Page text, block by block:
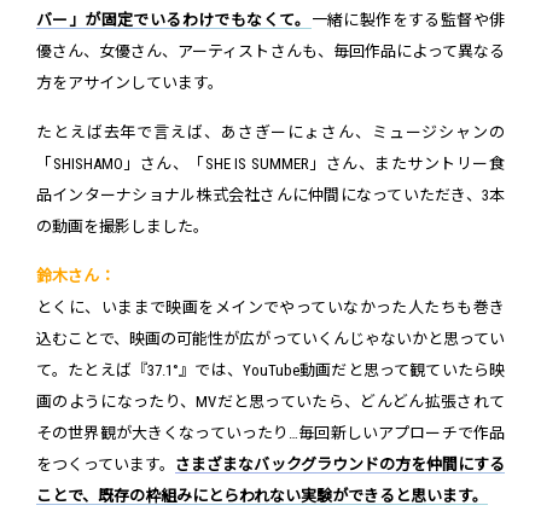
バー」が固定でいるわけでもなくて。 一緒に製作をする監督や俳
優さん、女優さん、アーティストさんも、毎回作品によって異なる
方をアサインしています。
たとえば去年で言えば、あさぎーにょさん、ミュージシャンの
「SHISHAMO」さん、「SHE IS SUMMER」さん、またサントリー食
品インターナショナル株式会社さんに仲間になっていただき、3本
の動画を撮影しました。
鈴木さん：
とくに、いままで映画をメインでやっていなかった人たちも巻き
込むことで、映画の可能性が広がっていくんじゃないかと思ってい
て。たとえば『37.1°』では、YouTube動画だと思って観ていたら映
画のようになったり、MVだと思っていたら、どんどん拡張されて
その世界観が大きくなっていったり…毎回新しいアプローチで作品
をつくっています。 さまざまなバックグラウンドの方を仲間にする
ことで、既存の枠組みにとらわれない実験ができると思います。